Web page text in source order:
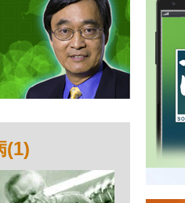
(1)